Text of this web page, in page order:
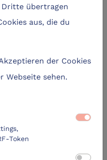
übertragen
aus, die du
der Cookies
Webseite sehen.
Token
we shape
technologies, and
first-hand.
verfügbar.